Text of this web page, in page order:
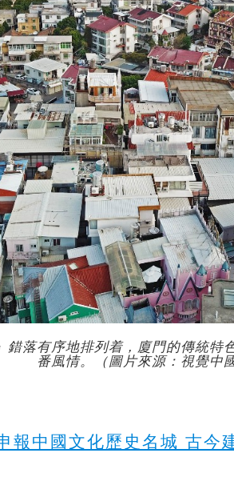
錯落有序地排列着，廈門的傳統特
番風情。（圖片來源：視覺中國
報中國文化歷史名城 古今